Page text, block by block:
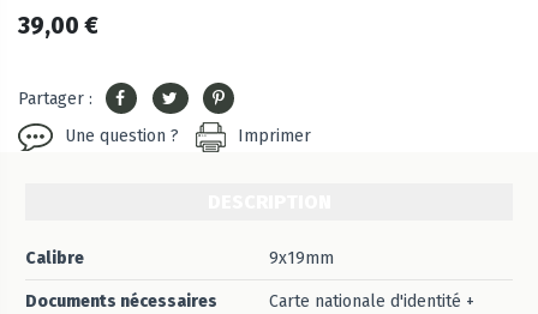
39,00 €
Partager :
Une question ?
Imprimer
Calibre 9x19mm
Documents nécessaires
Carte nationale d'identité +